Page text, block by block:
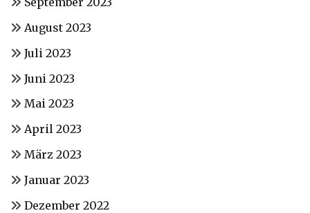
August 2023
Juli 2023
Juni 2023
Mai 2023
April 2023
März 2023
Januar 2023
Dezember 2022